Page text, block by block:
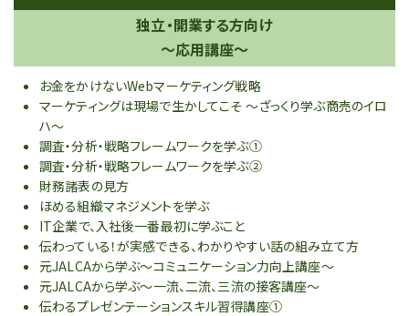
独立・開業する方向け
～応用講座～
お金をかけないWebマーケティング戦略
マーケティングは現場で生かしてこそ ～ざっくり学ぶ商売のイロ
ハ～
調査・分析・戦略フレームワークを学ぶ①
調査・分析・戦略フレームワークを学ぶ②
財務諸表の見方
ほめる組織マネジメントを学ぶ
IT企業で、入社後一番最初に学ぶこと
伝わっている！が実感できる、わかりやすい話の組み立て方
元JALCAから学ぶ～コミュニケーション力向上講座～
元JALCAから学ぶ～一流、二流、三流の接客講座～
伝わるプレゼンテーションスキル習得講座①